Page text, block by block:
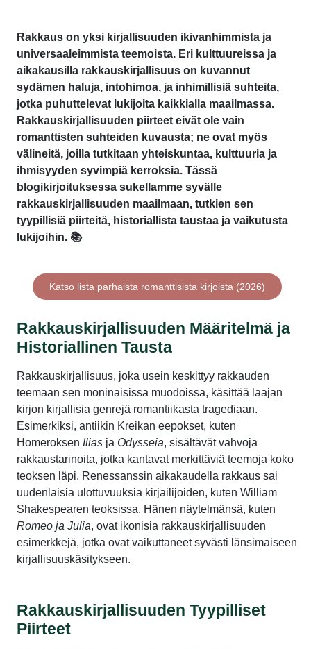
Rakkaus on yksi kirjallisuuden ikivanhimmista ja
universaaleimmista teemoista. Eri kulttuureissa ja
aikakausilla rakkauskirjallisuus on kuvannut
sydämen haluja, intohimoa, ja inhimillisiä suhteita,
jotka puhuttelevat lukijoita kaikkialla maailmassa.
Rakkauskirjallisuuden piirteet eivät ole vain
romanttisten suhteiden kuvausta; ne ovat myös
välineitä, joilla tutkitaan yhteiskuntaa, kulttuuria ja
ihmisyyden syvimpiä kerroksia. Tässä
blogikirjoituksessa sukellamme syvälle
rakkauskirjallisuuden maailmaan, tutkien sen
tyypillisiä piirteitä, historiallista taustaa ja vaikutusta
lukijoihin. 📚
Katso lista parhaista romanttisista kirjoista (2026)
Rakkauskirjallisuuden Määritelmä ja
Historiallinen Tausta
Rakkauskirjallisuus, joka usein keskittyy rakkauden
teemaan sen moninaisissa muodoissa, käsittää laajan
kirjon kirjallisia genrejä romantiikasta tragediaan.
Esimerkiksi, antiikin Kreikan eepokset, kuten
Homeroksen Ilias ja Odysseia, sisältävät vahvoja
rakkaustarinoita, jotka kantavat merkittäviä teemoja koko
teoksen läpi. Renessanssin aikakaudella rakkaus sai
uudenlaisia ulottuvuuksia kirjailijoiden, kuten William
Shakespearen teoksissa. Hänen näytelmänsä, kuten
Romeo ja Julia, ovat ikonisia rakkauskirjallisuuden
esimerkkejä, jotka ovat vaikuttaneet syvästi länsimaiseen
kirjallisuuskäsitykseen.
Rakkauskirjallisuuden Tyypilliset
Piirteet